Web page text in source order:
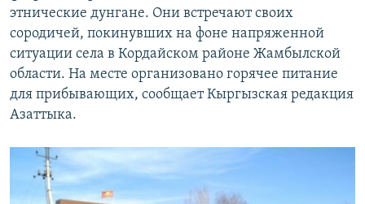
этнические дунгане. Они встречают своих
сородичей, покинувших на фоне напряженной
ситуации села в Кордайском районе Жамбылской
области. На месте организовано горячее питание
для прибывающих, сообщает Кыргызская редакция
Азаттыка.